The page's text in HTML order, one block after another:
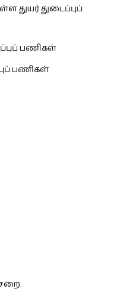
துயர் துடைப்புப்
பணிகள்
பணிகள்